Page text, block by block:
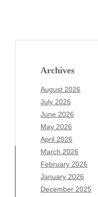
Archives
August 2026
July 2026
June 2026
May 2026
April 2026
March 2026
February 2026
January 2026
December 2025
Archives